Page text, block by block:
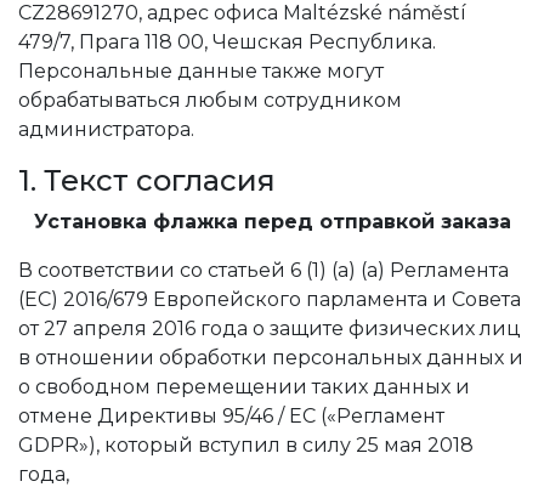
CZ28691270, адрес офиса Maltézské náměstí
479/7, Прага 118 00, Чешская Республика.
Персональные данные также могут
обрабатываться любым сотрудником
администратора.
1. Текст согласия
Установка флажка перед отправкой заказа
В соответствии со статьей 6 (1) (a) (a) Регламента
(ЕС) 2016/679 Европейского парламента и Совета
от 27 апреля 2016 года о защите физических лиц
в отношении обработки персональных данных и
о свободном перемещении таких данных и
отмене Директивы 95/46 / EC («Регламент
GDPR»), который вступил в силу 25 мая 2018
года,